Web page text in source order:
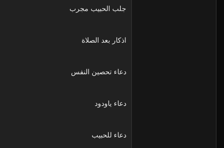
جلب الحبيب مجرب
اذكار بعد الصلاة
دعاء تحصين النفس
دعاء ياودود
دعاء للحبيب